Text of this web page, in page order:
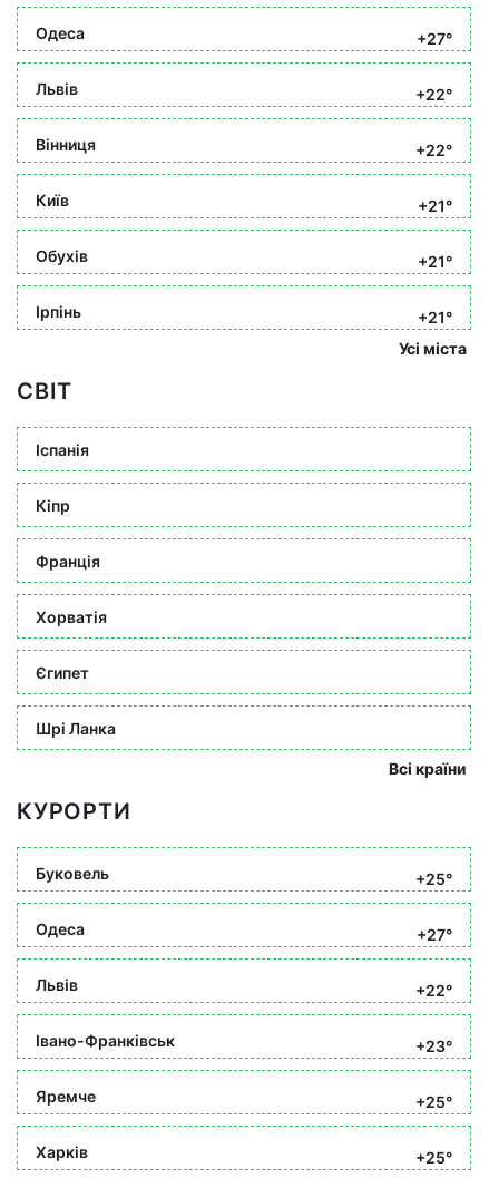
Одеса +27°
Львів +22°
Вінниця +22°
Київ +21°
Обухів +21°
Ірпінь
+21°
Усі міста
СВІТ
Іспанія
Кіпр
Франція
Хорватія
Єгипет
Шрі Ланка
Всі країни
КУРОРТИ
Буковель +25°
Одеса +27°
Львів +22°
Івано-Франківськ +23°
Яремче +25°
Харків
+25°